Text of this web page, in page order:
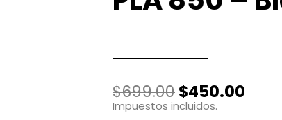
$699.00El
precio
$450.00
Impuestos incluidos.